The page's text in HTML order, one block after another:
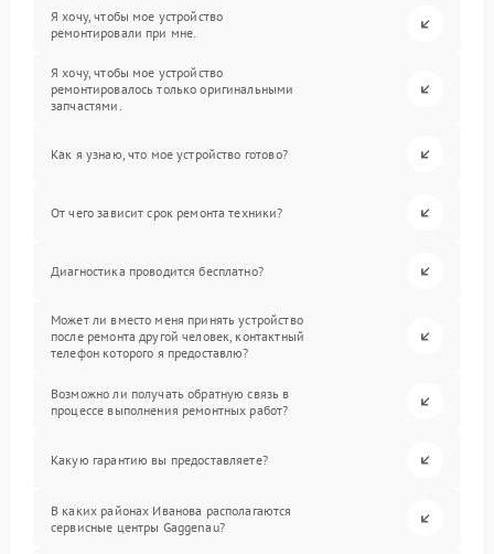
Я хочу, чтобы мое устройство
ремонтировали при мне.
Я хочу, чтобы мое устройство
ремонтировалось только оригинальными
запчастями.
Как я узнаю, что мое устройство готово?
От чего зависит срок ремонта техники?
Диагностика проводится бесплатно?
Может ли вместо меня принять устройство
после ремонта другой человек, контактный
телефон которого я предоставлю?
Возможно ли получать обратную связь в
процессе выполнения ремонтных работ?
Какую гарантию вы предоставляете?
В каких районах Иванова располагаются
сервисные центры Gaggenau?